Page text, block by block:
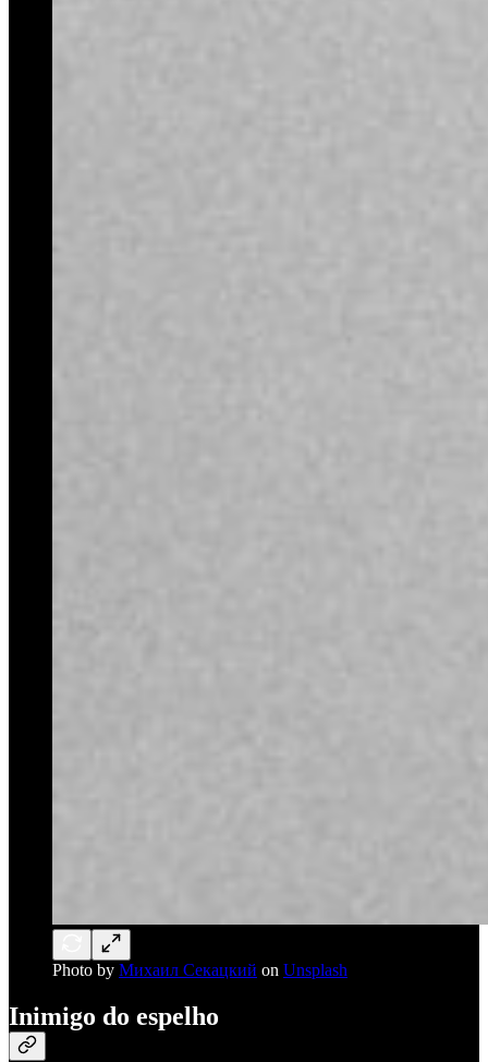
Photo by Михаил Секацкий on Unsplash
Inimigo do espelho